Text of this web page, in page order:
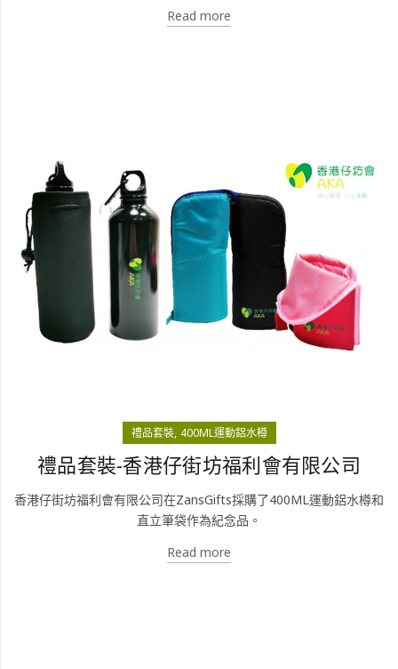
Read more
禮品套裝 400ML運動鋁水樽
禮品套裝-香港仔街坊福利會有限公司
香港仔街坊福利會有限公司在ZansGifts採購了400ML運動鋁水樽和
直立筆袋作為紀念品。
Read more